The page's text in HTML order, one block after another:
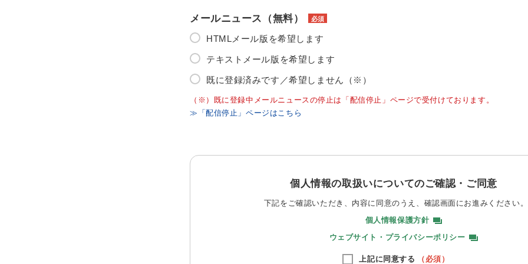
メールニュース（無料） 必須
HTMLメール版を希望します
テキストメール版を希望します
既に登録済みです／希望しません（※）
（※）既に登録中メールニュースの停止は「配信停止」ページで受付けております。
≫「配信停止」ページはこちら
個人情報の取扱いについてのご確認・ご同意
下記をご確認いただき、内容に同意のうえ、 確認画面にお進みください。
個人情報保護方針
ウェブサイト・プライバシーポリシー
上記に同意する （必須）